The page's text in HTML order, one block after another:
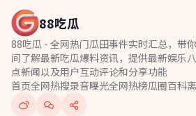
88吃瓜
88吃瓜 - 全网热门瓜田事件实时汇总，带
间了解最新吃瓜爆料资讯，提供最新娱乐
点新闻以及用户互动评论和分享功能
首页全网热搜录音曝光全网热榜瓜圈百科